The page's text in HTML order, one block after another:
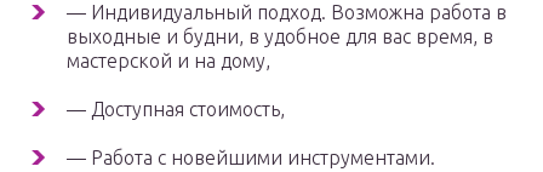
— Индивидуальный подход. Возможна работа в
выходные и будни, в удобное для вас время, в
мастерской и на дому,
— Доступная стоимость,
— Работа с новейшими инструментами.